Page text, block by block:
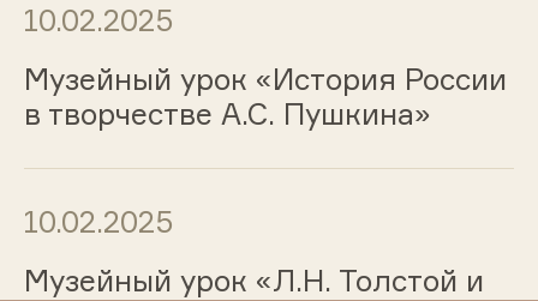
10.02.2025
Музейный урок «История России
в творчестве А.С. Пушкина»
10.02.2025
Музейный урок «Л.Н. Толстой и